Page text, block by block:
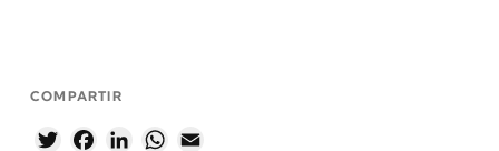
COMPARTIR
TwitterFacebookLinkedInWhatsApp